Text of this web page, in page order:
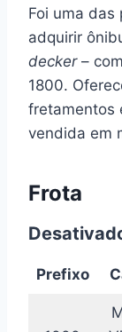
Foi uma das
adquirir
decker–
1800.
fretamentos
vendida em
Frota
Prefixo